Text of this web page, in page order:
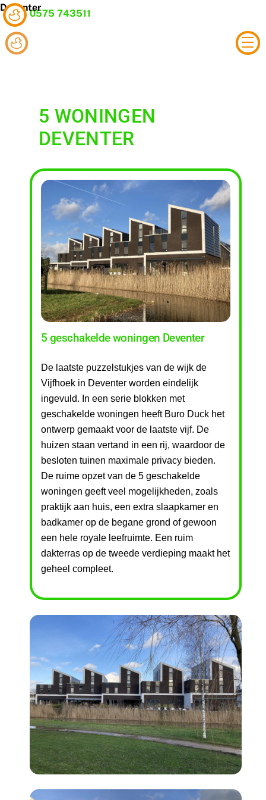
Skip
to
content
0575 743511
Deventer
5 WONINGEN
DEVENTER
5 geschakelde woningen Deventer
De laatste puzzelstukjes van de wijk de
Vijfhoek in Deventer worden eindelijk
ingevuld. In een serie blokken met
geschakelde woningen heeft Buro Duck het
ontwerp gemaakt voor de laatste vijf. De
huizen staan vertand in een rij, waardoor de
besloten tuinen maximale privacy bieden.
De ruime opzet van de 5 geschakelde
woningen geeft veel mogelijkheden, zoals
praktijk aan huis, een extra slaapkamer en
badkamer op de begane grond of gewoon
een hele royale leefruimte. Een ruim
dakterras op de tweede verdieping maakt het
geheel compleet.